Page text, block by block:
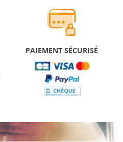
PAIEMENT SÉCURISÉ